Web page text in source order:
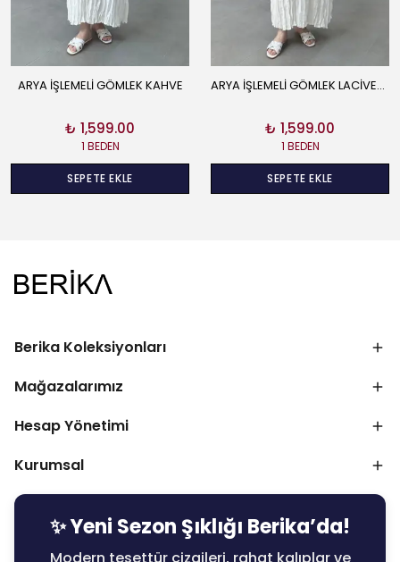
ARYA İŞLEMELİ GÖMLEK KAHVE
₺ 1,599.00
1 BEDEN
SEPETE EKLE
ARYA İŞLEMELİ GÖMLEK LACİVERT
₺ 1,599.00
1 BEDEN
SEPETE EKLE
Berika Koleksiyonları
Mağazalarımız
Hesap Yönetimi
Kurumsal
✨ Yeni Sezon Şıklığı Berika’da!